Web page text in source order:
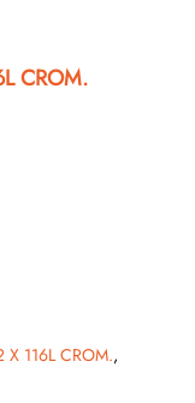
CROM.
116L CROM.,